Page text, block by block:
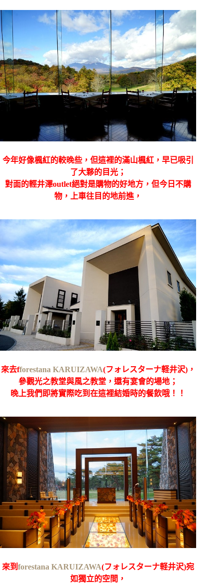
今年好像楓紅的較晚些，但這裡的滿山楓紅，早已吸引
了大夥的目光；
對面的輕井澤outlet絕對是購物的好地方，但今日不購
物，上車往目的地前進，
來去fforestana KARUIZAWA(フォレスターナ軽井沢)，
參觀光之教堂與風之教堂，還有宴會的場地；
晚上我們即將實際吃到在這裡結婚時的餐飲哦！！
來到forestana KARUIZAWA(フォレスターナ軽井沢)宛
如獨立的空間，